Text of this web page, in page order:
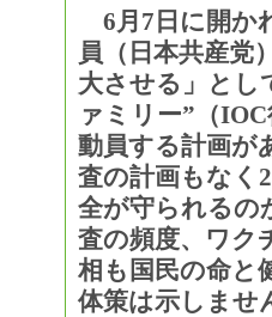
6月7日に開か
員（日本共産党
大させる」とし
ァミリー”（
動員する計画が
査の計画もなく
全が守られるの
査の頻度、ワク
相も国民の命と
体策は示しませ